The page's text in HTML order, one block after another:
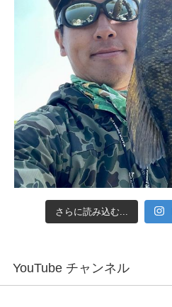
さらに読み込む...
YouTube チャンネル